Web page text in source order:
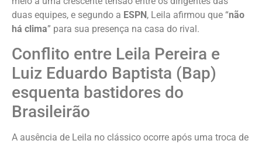
duas equipes, e segundo a ESPN, Leila afirmou que “não
há clima” para sua presença na casa do rival.
Conflito entre Leila Pereira e
Luiz Eduardo Baptista (Bap)
esquenta bastidores do
Brasileirão
A ausência de Leila no clássico ocorre após uma troca de